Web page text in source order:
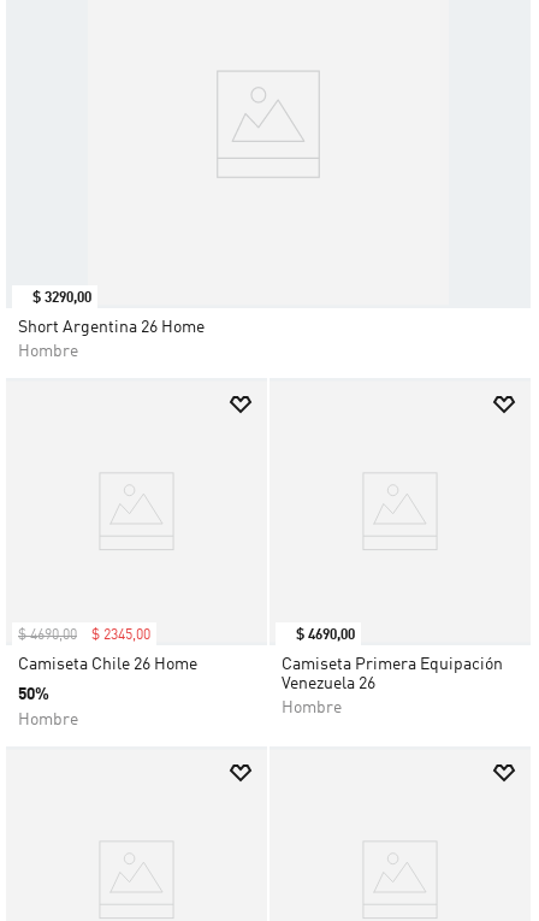
$ 3290,00
Short Argentina 26 Home
Hombre
$ 4690,00 $ 2345,00
Camiseta Chile 26 Home
50%
Hombre
$ 4690,00
Camiseta Primera Equipación
Venezuela 26
Hombre